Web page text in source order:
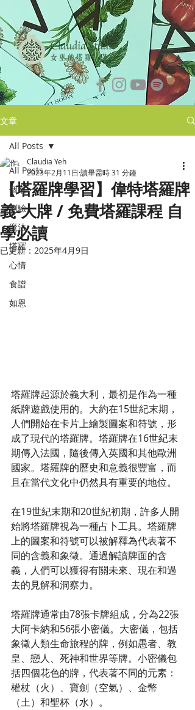
文章
All Posts
個案
測驗
魔法
塔羅
心情
食譜
如恩
All Posts
【塔羅牌學習】偉特塔羅牌
義-大牌 / 免費塔羅課程 自
學必讀
Claudia Yeh
2023年2月11日 讀畢需時 31 分鐘
已更新： 2025年4月9日
塔羅牌起源於義大利，最初是作為一種
紙牌遊戲使用的。大約在15世紀末期，
人們開始在卡片上繪製圖案和符號，形
成了現代的塔羅牌。塔羅牌在16世紀末
期傳入法國，隨後傳入英國和其他歐洲
國家。塔羅牌的歷史和意義很豐富，而
且在當代文化中仍然具有重要的地位。
在19世紀末期和20世紀初期，許多人開
始將塔羅牌視為一種占卜工具。塔羅牌
上的圖案和符號可以被解釋為代表著不
同的含義和象徵。通過解讀牌面的含
義，人們可以獲得有關未來、現在和過
去的見解和洞察力。
塔羅牌通常由78張卡牌組成，分為22張
大阿卡納和56張小密儀。大密儀，包括
象徵人類生命旅程的牌，例如愚者、教
皇、戀人、死神和世界等牌。小密儀包
括四個花色的牌，代表著不同的元素：
權杖（火）、寶劍（空氣）、金幣
（土）和聖杯（水）。